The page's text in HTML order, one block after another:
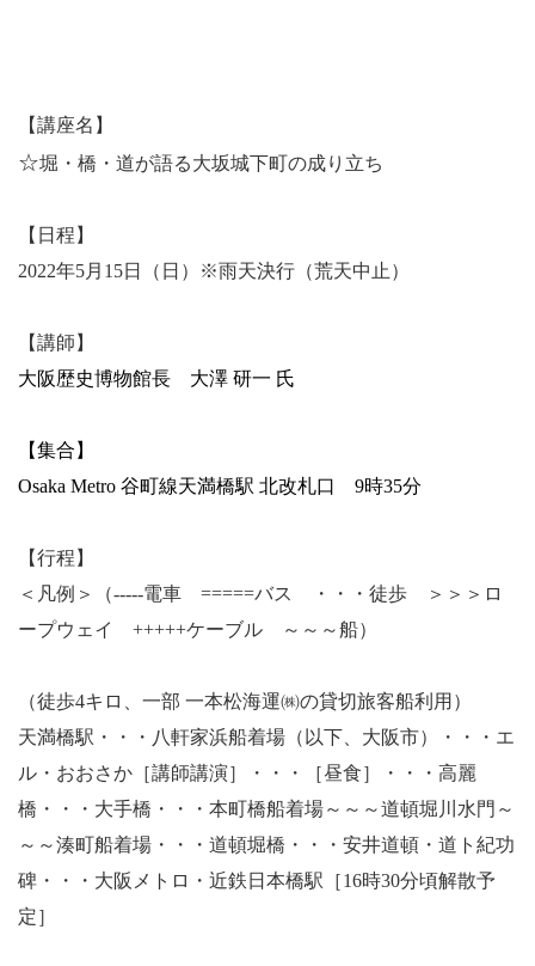
【講座名】
☆堀・橋・道が語る大坂城下町の成り立ち
【日程】
2022年5月15日
（日）※雨天決行（荒天中止）
【講師】
大阪歴史博物館長 大澤 研一 氏
【集合】
Osaka Metro 谷町線天満橋駅 北改札口 9時35分
【行程】
＜凡例＞（-----電車 =====バス ・・・徒歩 ＞＞＞ロ
ープウェイ +++++ケーブル ～～～船）
（徒歩4キロ、一部 一本松海運㈱の貸切旅客船利用）
天満橋駅・・・八軒家浜船着場（以下、大阪市）・・・エ
ル・おおさか［講師講演］・・・［昼食］・・・高麗
橋・・・大手橋・・・本町橋船着場～～～道頓堀川水門～
～～湊町船着場・・・道頓堀橋・・・安井道頓・道ト紀功
碑・・・大阪メトロ・近鉄日本橋駅［16時30分頃解散予
定］